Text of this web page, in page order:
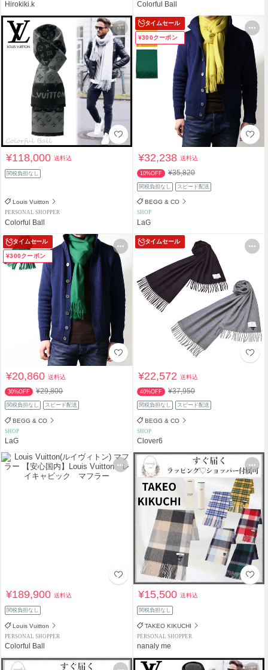
Hirokiki.k Colorful Ball
¥118,000送料込
関税負担なし
Louis Vuitton
PERSONAL SHOPPER
Colorful Ball
タイムセール
¥300クーポン
¥32,238送料込
10%OFF ¥35,820
関税負担なし スピード配送
BEGG & CO
SHOP
LaG
タイムセール
¥300クーポン
¥20,860送料込
30%OFF ¥29,800
関税負担なし スピード配送
BEGG & CO
SHOP
LaG
タイムセール
¥22,572送料込
40%OFF ¥37,950
関税負担なし スピード配送
BEGG & CO
SHOP
Clover6
¥189,900送料込
関税負担なし
Louis Vuitton
PERSONAL SHOPPER
Colorful Ball
¥15,500送料込
関税負担なし
TAKEO KIKUCHI
PERSONAL SHOPPER
nanaly me